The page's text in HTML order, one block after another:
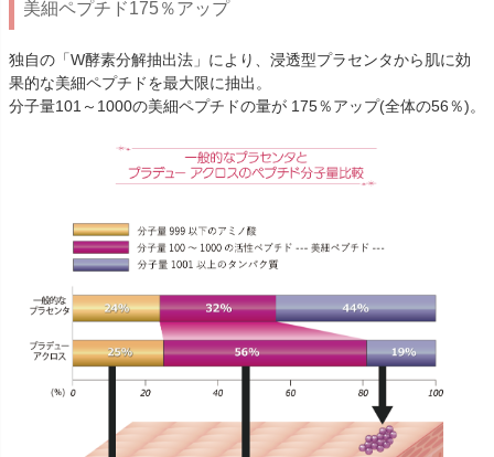
美細ペプチド175％アップ
独自の「W酵素分解抽出法」により、浸透型プラセンタから肌に効
果的な美細ペプチドを最大限に抽出。
分子量101～1000の美細ペプチドの量が 175％アップ(全体の56％)。